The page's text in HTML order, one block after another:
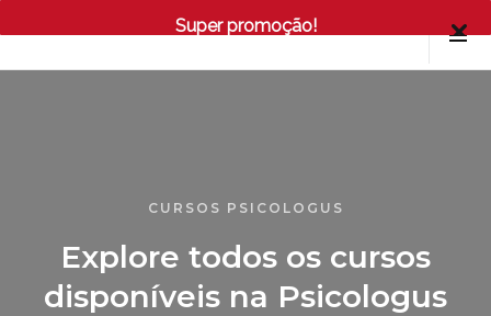
Super promoção!
CURSOS PSICOLOGUS
Explore todos os cursos
disponíveis na Psicologus